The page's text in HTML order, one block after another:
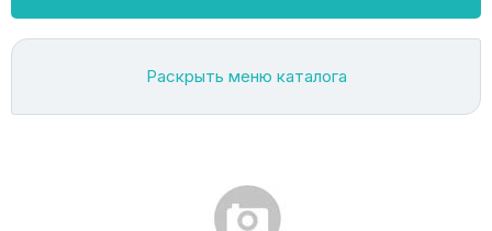
Раскрыть меню каталога